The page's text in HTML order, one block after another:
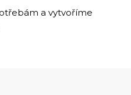
a vytvoříme